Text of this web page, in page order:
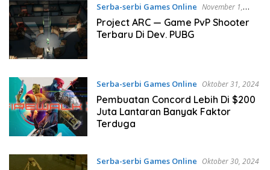
Serba-serbi Games Online November 1,
2024
Project ARC — Game PvP Shooter
Terbaru Di Dev. PUBG
Serba-serbi Games Online Oktober 31, 2024
Pembuatan Concord Lebih Di $200
Juta Lantaran Banyak Faktor
Terduga
Serba-serbi Games Online Oktober 30, 2024